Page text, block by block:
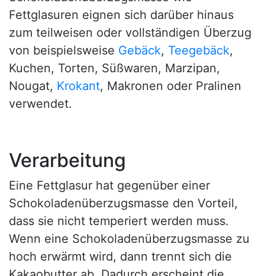
Fettglasuren eignen sich darüber hinaus
zum teilweisen oder vollständigen Überzug
von beispielsweise Gebäck, Teegebäck,
Kuchen, Torten, Süßwaren, Marzipan,
Nougat, Krokant, Makronen oder Pralinen
verwendet.
Verarbeitung
Eine Fettglasur hat gegenüber einer
Schokoladenüberzugsmasse den Vorteil,
dass sie nicht temperiert werden muss.
Wenn eine Schokoladenüberzugsmasse zu
hoch erwärmt wird, dann trennt sich die